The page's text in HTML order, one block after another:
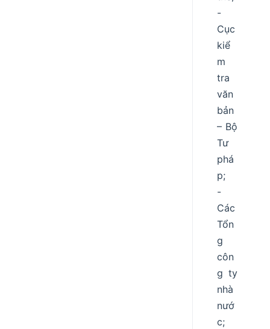
-
Cục
kiể
m
tra
văn
bản
– Bộ
Tư
phá
p;
-
Các
Tổn
g
côn
g ty
nhà
nướ
c;